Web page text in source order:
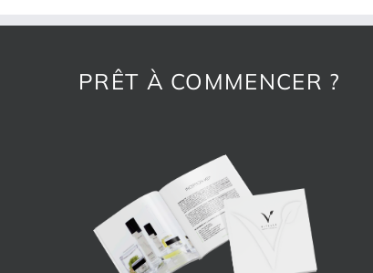
PRÊT À COMMENCER ?